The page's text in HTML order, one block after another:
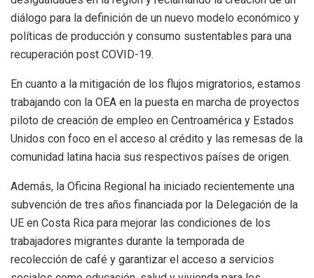
diálogo para la definición de un nuevo modelo económico y
políticas de producción y consumo sustentables para una
recuperación post COVID-19.
En cuanto a la mitigación de los flujos migratorios, estamos
trabajando con la OEA en la puesta en marcha de proyectos
piloto de creación de empleo en Centroamérica y Estados
Unidos con foco en el acceso al crédito y las remesas de la
comunidad latina hacia sus respectivos países de origen.
Además, la Oficina Regional ha iniciado recientemente una
subvención de tres años financiada por la Delegación de la
UE en Costa Rica para mejorar las condiciones de los
trabajadores migrantes durante la temporada de
recolección de café y garantizar el acceso a servicios